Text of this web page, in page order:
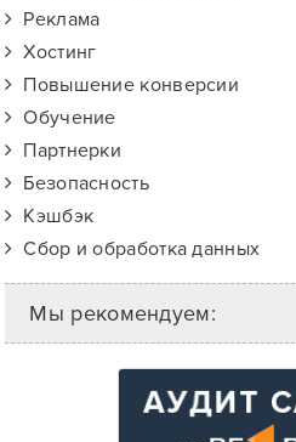
Реклама
Хостинг
Повышение конверсии
Обучение
Партнерки
Безопасность
Кэшбэк
Сбор и обработка данных
Мы рекомендуем: